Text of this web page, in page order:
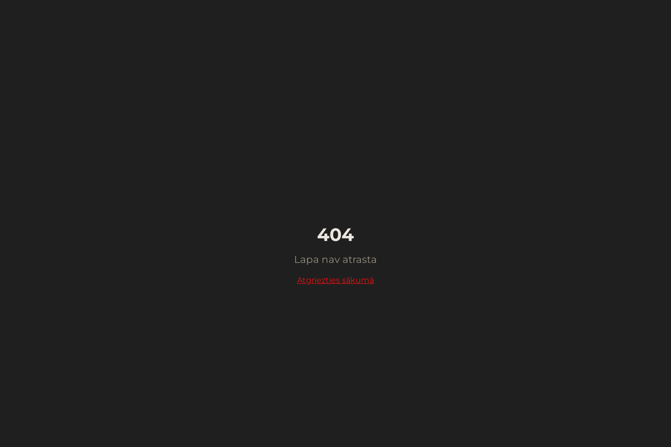
404
Lapa nav atrasta
Atgriezties sākumā